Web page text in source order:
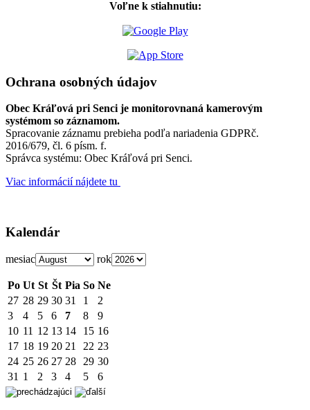
Voľne k stiahnutiu:
Ochrana osobných údajov
Obec Kráľová pri Senci je monitorovnaná kamerovým
systémom so záznamom.
Spracovanie záznamu prebieha podľa nariadenia GDPRč.
2016/679, čl. 6 písm. f.
Správca systému: Obec Kráľová pri Senci.
Viac informácií nájdete tu
Kalendár
mesiac rok
Po Ut St Št Pia So Ne
27 28 29 30 31 1
2
3
4 5 6 7 8
9
10 11 12 13 14 15 16
17 18 19 20 21 22 23
24 25 26 27 28 29 30
31 1 2 3 4 5 6